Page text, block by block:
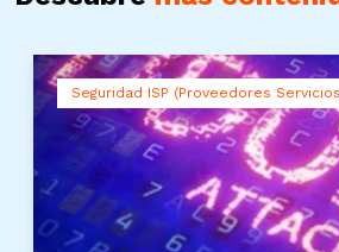
Seguridad ISP (Proveedores